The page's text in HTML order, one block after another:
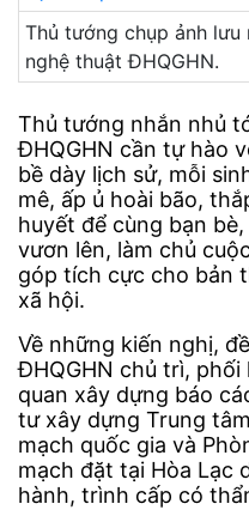
Thủ tướng chụp ảnh lưu
nghệ thuật ĐHQGHN.
Thủ tướng nhắn nhủ
ĐHQGHN cần tự hào
bề dày lịch sử, mỗi
mê, ấp ủ hoài bão,
huyết để cùng bạn
vươn lên, làm chủ
góp tích cực cho bản
xã hội.
Về những kiến nghị,
ĐHQGHN chủ trì,
quan xây dựng báo
tư xây dựng Trung
mạch quốc gia và
mạch đặt tại Hòa Lạc
hành, trình cấp có